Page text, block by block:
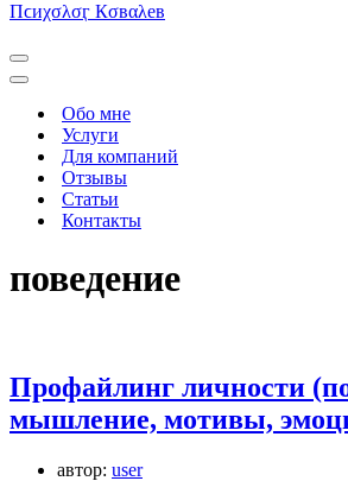
Пϲиχσλσӷ Кσвαλев
Меню
навигации
Меню
навигацииОбо мне
Услуги
Для компаний
Отзывы
Статьи
Контакты
поведение
Профайлинг личности
мышление, мотивы,
автор: user